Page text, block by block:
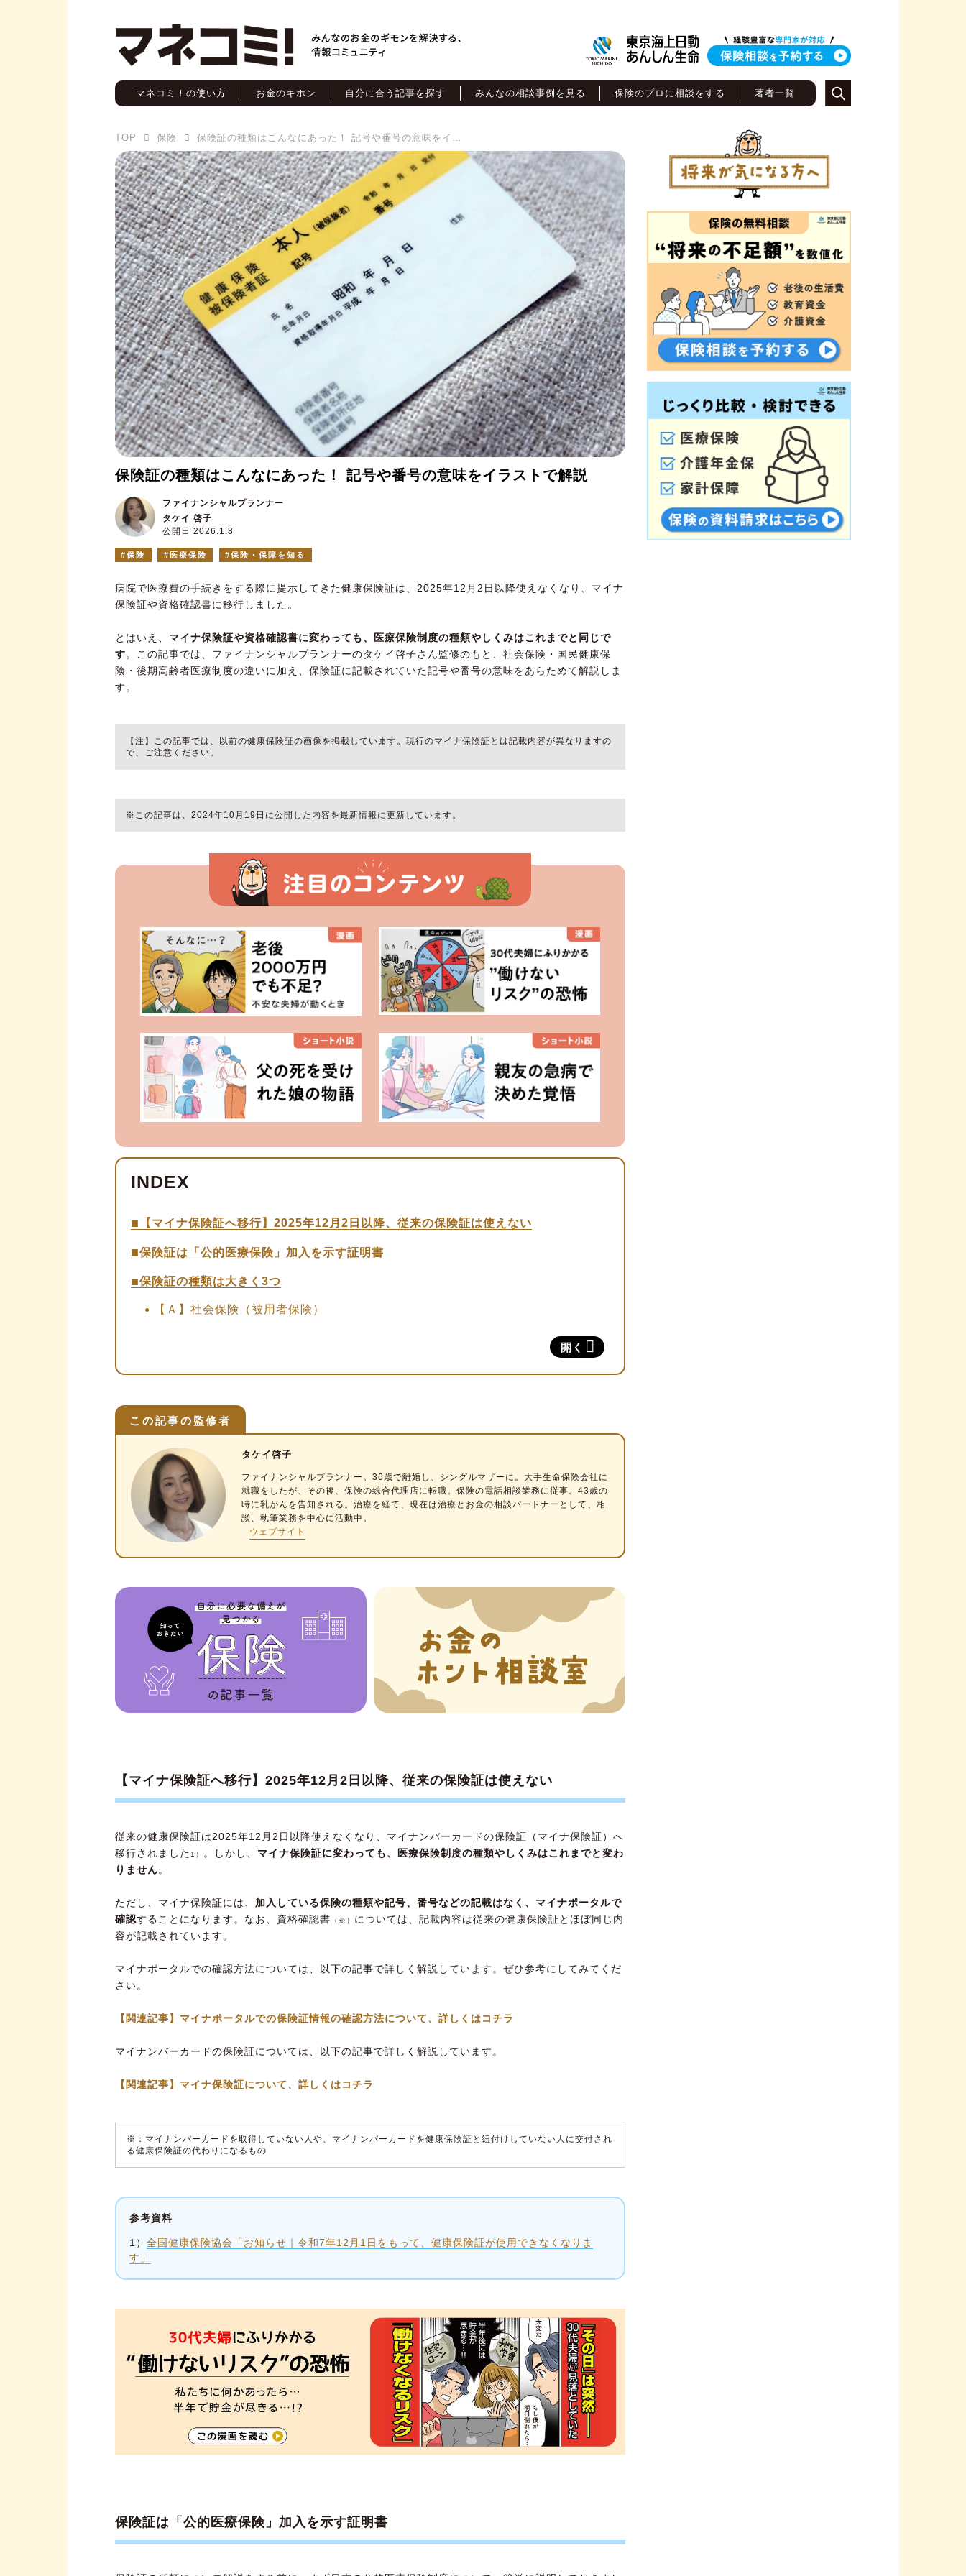
マネコミ！の使い方 お金のキホン 自分に合う記事を探す みんなの相談事例を見る 保険のプロに相談をする 著者一覧
TOP 保険 保険証の種類はこんなにあった！ 記号や番号の意味をイラストで解説
保険証の種類はこんなにあった！ 記号や番号の意味をイラストで解説
公開日 2026.1.8
ファイナンシャルプランナー
タケイ 啓子
保険 医療保険 保険・保障を知る
病院で医療費の手続きをする際に提示してきた健康保険証は、2025年12月2日以降使えなくなり、マイナ
保険証や資格確認書に移行しました。
とはいえ、 マイナ保険証や資格確認書に変わっても、医療保険制度の種類やしくみはこれまでと同じで
す。この記事では、ファイナンシャルプランナーのタケイ啓子さん監修のもと、社会保険・国民健康保
険・後期高齢者医療制度の違いに加え、保険証に記載されていた記号や番号の意味をあらためて解説しま
す。
【注】この記事では、以前の健康保険証の画像を掲載しています。現行のマイナ保険証とは記載内容が異なりますの
で、ご注意ください。
※この記事は、2024年10月19日に公開した内容を最新情報に更新しています。
開く
【マイナ保険証へ移行】2025年12月2日以降、従来の保険証は使えない
保険証は「公的医療保険」加入を示す証明書
保険証の種類は大きく3つ
【Ａ】社会保険（被用者保険）
保険証の色や形からわかる情報は？
保険証で注目すべきは「記号」、「番号」、「保険者番号」の3つ
保険証から読み取れる情報は、どこで役立つ？
保険証の種類によって自己負担額や保険料は異なる？
自己負担額は原則として平等
社保と国保で異なる「保険料の計算・支払い方法」
保険証の種類で受けられる保障にも違いがある
【2024年12月変更】保険証の再交付・切り替えの注意点
【注意1】結婚時の被扶養者への切替ミス
【注意2】離婚時の保険証の処分、別の社会保険の再加入
【注意3】配偶者（被扶養者家族）の収入が扶養範囲を超えた
保険証の種類は変わらず、確認方法だけが新しくなった
この記事の監修者
タケイ啓子
ファイナンシャルプランナー 。36歳で離婚し、シングルマザーに。大手生命保険会社に
就職をしたが、その後、保険の総合代理店に転職。保険の電話相談業務に従事。43歳の
時に乳がんを告知される。治療を経て、現在は治療とお金の相談パートナーとして、相
談、執筆業務を中心に活動中。
ウェブサイト
【マイナ保険証へ移行】2025年12月2日以降、従来の保険証は使えない
従来の健康保険証は2025年12月2日以降使えなくなり、マイナンバーカードの保険証（マイナ保険証）へ
移行されました 1） 。しかし、 マイナ保険証に変わっても、医療保険制度の種類やしくみはこれまでと変わ
りません。
ただし、マイナ保険証には、 加入している保険の種類や記号、番号などの記載はなく、マイナポータルで
確認することになります。なお、資格確認書 （※） については、記載内容は従来の健康保険証とほぼ同じ内
容が記載されています。
マイナポータルでの確認方法については、以下の記事で詳しく解説しています。ぜひ参考にしてみてくだ
さい。
【関連記事】マイナポータルでの保険証情報の確認方法について、詳しくはコチラ
マイナンバーカードの保険証については、以下の記事で詳しく解説しています。
【関連記事】マイナ保険証について、詳しくはコチラ
※：マイナンバーカードを取得していない人や、マイナンバーカードを健康保険証と紐付けしていない人に交付され
る健康保険証の代わりになるもの
参考資料
1） 全国健康保険協会「お知らせ｜令和7年12月1日をもって、健康保険証が使用できなくなりま
す」
保険証は「公的医療保険」加入を示す証明書